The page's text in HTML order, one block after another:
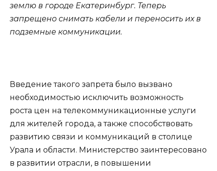
землю в городе Екатеринбург. Теперь
запрещено снимать кабели и переносить их в
подземные коммуникации.
Введение такого запрета было вызвано
необходимостью исключить возможность
роста цен на телекоммуникационные услуги
для жителей города, а также способствовать
развитию связи и коммуникаций в столице
Урала и области. Министерство заинтересовано
в развитии отрасли, в повышении